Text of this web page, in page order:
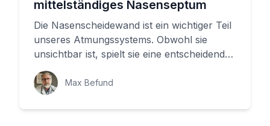
mittelständiges Nasenseptum
Die Nasenscheidewand ist ein wichtiger Teil
unseres Atmungssystems. Obwohl sie
unsichtbar ist, spielt sie eine entscheidende
Rolle bei der Regulation ...
Max Befund